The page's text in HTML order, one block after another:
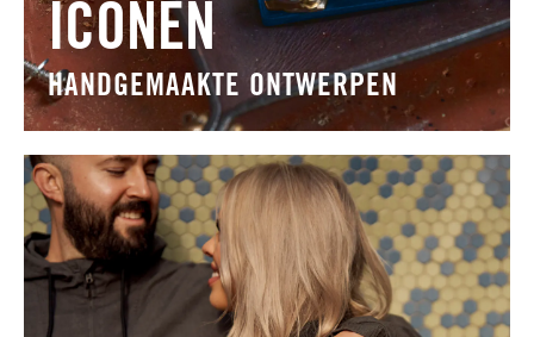
ICONEN
HANDGEMAAKTE ONTWERPEN